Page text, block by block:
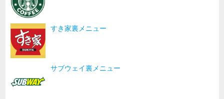
すき家裏メニュー
サブウェイ裏メニュー